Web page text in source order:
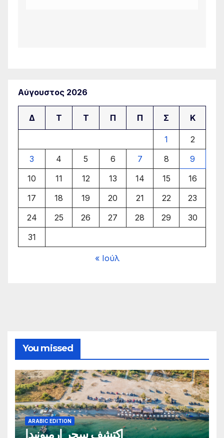
Αύγουστος 2026
Δ Τ Τ Π Π Σ Κ
1
2
3
4 5 6 7 8
9
10
11 12 13 14 15
16
17
18 19 20 21 22
23
24
25 26 27 28 29
30
31
« Ιούλ
You missed
ARABIC EDITION
اكتشف سحر إرميونيدا